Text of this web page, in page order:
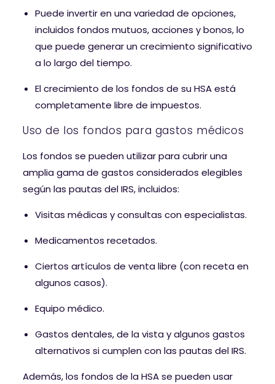
Puede invertir en una variedad de opciones,
incluidos fondos mutuos, acciones y bonos, lo
que puede generar un crecimiento significativo
a lo largo del tiempo.
El crecimiento de los fondos de su HSA está
completamente libre de impuestos.
Uso de los fondos para gastos médicos
Los fondos se pueden utilizar para cubrir una
amplia gama de gastos considerados elegibles
según las pautas del IRS, incluidos:
Visitas médicas y consultas con especialistas.
Medicamentos recetados.
Ciertos artículos de venta libre (con receta en
algunos casos).
Equipo médico.
Gastos dentales, de la vista y algunos gastos
alternativos si cumplen con las pautas del IRS.
Además, los fondos de la HSA se pueden usar